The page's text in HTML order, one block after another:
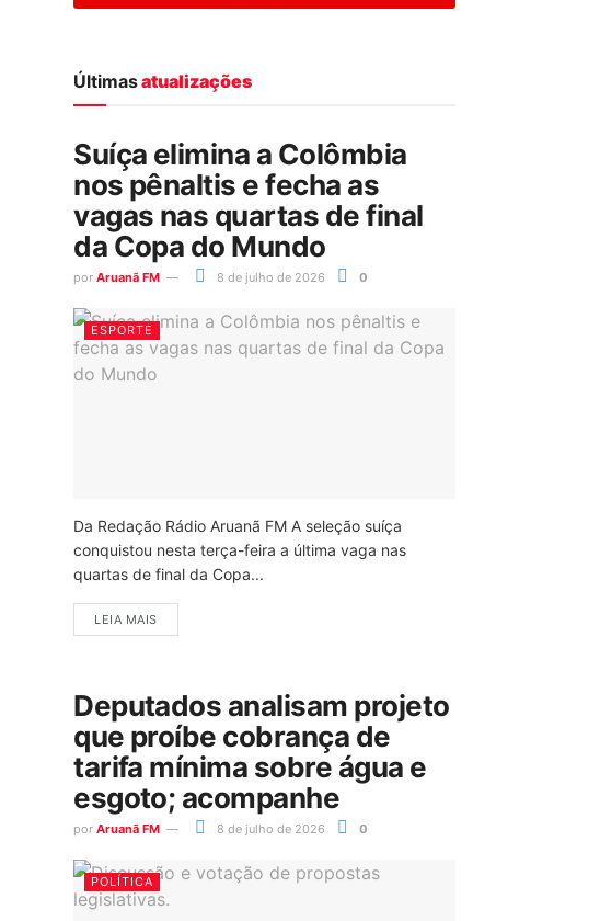
Últimasatualizações
Suíça elimina a Colômbia
nos pênaltis e fecha as
vagas nas quartas de final
da Copa do Mundo
por Aruanã FM 8 de julho de 2026 0
ESPORTE
Da Redação Rádio Aruanã FM A seleção suíça
conquistou nesta terça-feira a última vaga nas
quartas de final da Copa...
LEIA MAIS
Deputados analisam projeto
que proíbe cobrança de
tarifa mínima sobre água e
esgoto; acompanhe
por Aruanã FM 8 de julho de 2026 0
POLÍTICA